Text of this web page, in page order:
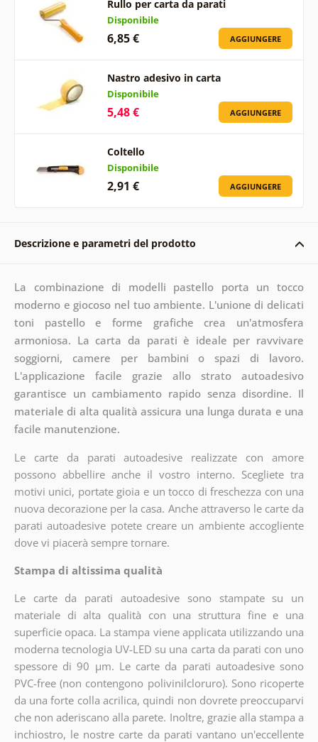
Rullo per carta da parati
Disponibile
6,85 € AGGIUNGERE
Nastro adesivo in carta
Disponibile
5,48 € AGGIUNGERE
Coltello
Disponibile
2,91 € AGGIUNGERE
Descrizione e parametri del prodotto
La combinazione di modelli pastello porta un tocco
moderno e giocoso nel tuo ambiente. L'unione di delicati
toni pastello e forme grafiche crea un'atmosfera
armoniosa. La carta da parati è ideale per ravvivare
soggiorni, camere per bambini o spazi di lavoro.
L'applicazione facile grazie allo strato autoadesivo
garantisce un cambiamento rapido senza disordine. Il
materiale di alta qualità assicura una lunga durata e una
facile manutenzione.
Le carte da parati autoadesive realizzate con amore
possono abbellire anche il vostro interno. Scegliete tra
motivi unici, portate gioia e un tocco di freschezza con una
nuova decorazione per la casa. Anche attraverso le carte da
parati autoadesive potete creare un ambiente accogliente
dove vi piacerà sempre tornare.
Stampa di altissima qualità
Le carte da parati autoadesive sono stampate su un
materiale di alta qualità con una struttura fine e una
superficie opaca. La stampa viene applicata utilizzando una
moderna tecnologia UV-LED su una carta da parati con uno
spessore di 90 µm. Le carte da parati autoadesive sono
PVC-free (non contengono polivinilcloruro). Sono ricoperte
da una forte colla acrilica, quindi non dovrete preoccuparvi
che non aderiscano alla parete. Inoltre, grazie alla stampa a
inchiostro, le nostre carte da parati vantano un'eccellente